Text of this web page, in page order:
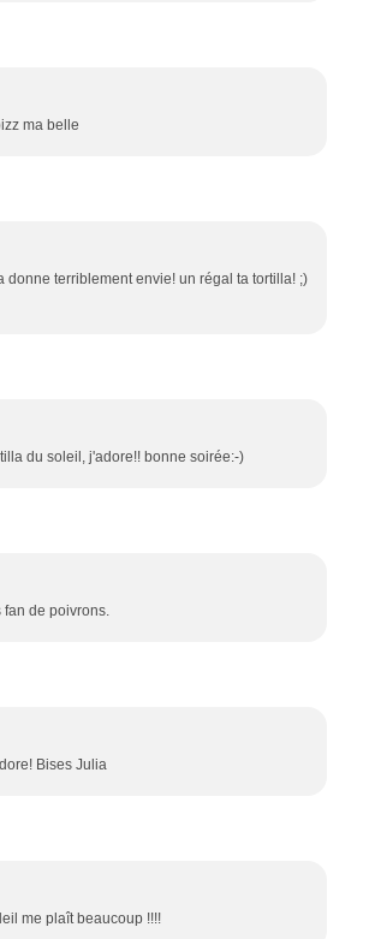
ma belle
terriblement envie! un régal ta tortilla! ;)
du soleil, j'adore!! bonne soirée:-)
fan de poivrons.
Bises Julia
me plaît beaucoup !!!!